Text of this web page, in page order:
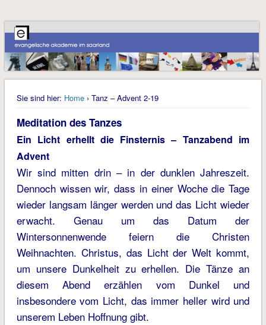
Sie sind hier: Home› Tanz – Advent 2-19
Meditation des Tanzes
Ein Licht erhellt die Finsternis – Tanzabend im
Advent
Wir sind mitten drin – in der dunklen Jahreszeit.
Dennoch wissen wir, dass in einer Woche die Tage
wieder langsam länger werden und das Licht wieder
erwacht. Genau um das Datum der
Wintersonnenwende feiern die Christen
Weihnachten. Christus, das Licht der Welt kommt,
um unsere Dunkelheit zu erhellen. Die Tänze an
diesem Abend erzählen vom Dunkel und
insbesondere vom Licht, das immer heller wird und
unserem Leben Hoffnung gibt.